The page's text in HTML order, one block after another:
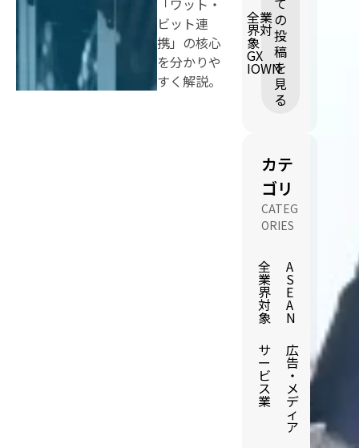
「ワット・
ビット連
携」の核心
を分かりや
すく解説。
全業
界対
象
GX
IOWN
の
投
稿
を
見
る
カテ
ゴリ
CATEG
ORIES
全
業
界
対
象
A
S
E
A
N
サ
ー
ビ
ス
業
広
告
・
メ
デ
ィ
ア